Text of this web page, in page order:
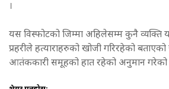
।
यस विस्फोटको जिम्मा अहिलेसम्म कुनै व्यक्ति
प्रहरीले हत्याराहरुको खोजी गरिरहेको
आतंककारी समूहको हात रहेको अनुमान गरेको